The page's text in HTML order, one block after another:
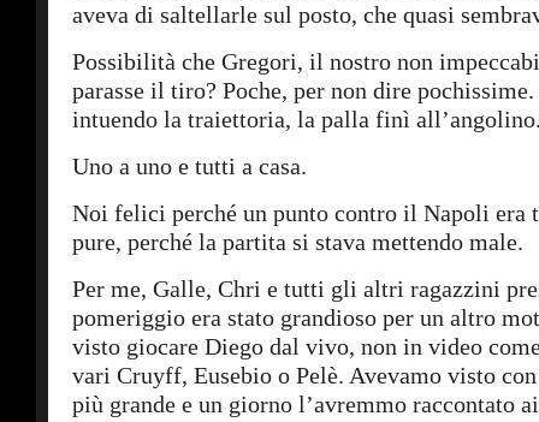
aveva di saltellarle sul posto, che quasi
Possibilità che Gregori, il nostro non
parasse il tiro? Poche, per non dire
intuendo la traiettoria, la palla finì
Uno a uno e tutti a casa.
Noi felici perché un punto contro il Napoli era
pure, perché la partita si stava mettendo male.
Per me, Galle, Chri e tutti gli altri ragazzini
pomeriggio era stato grandioso per un altro
visto giocare Diego dal vivo, non in video
vari Cruyff, Eusebio o Pelè. Avevamo visto
più grande e un giorno l’avremmo raccontato